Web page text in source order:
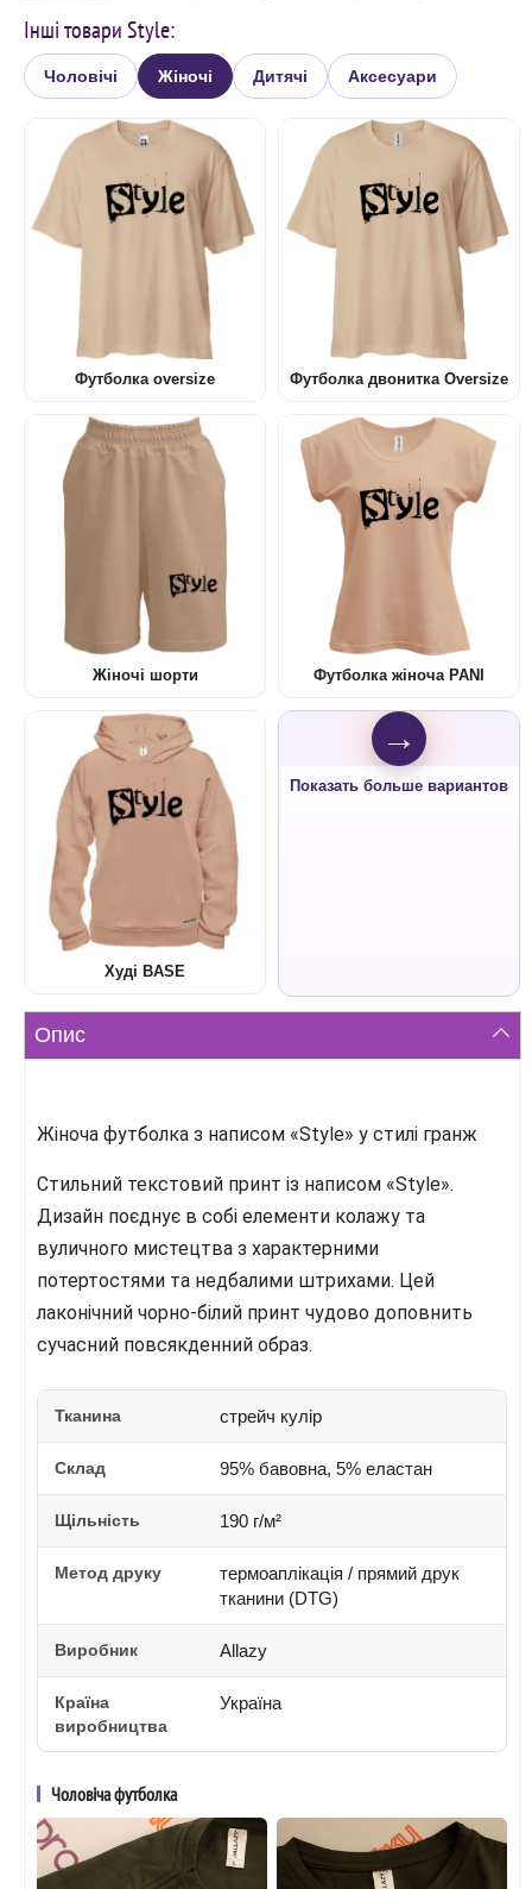
Інші товари Style:
Чоловічі Жіночі Дитячі Аксесуари
Футболка oversize Футболка двонитка Oversize
Жіночі шорти Футболка жіноча PANI
Худі BASE
→
Показать больше вариантов
Опис
Жіноча футболка з написом «Style» у стилі гранж
Стильний текстовий принт із написом «Style».
Дизайн поєднує в собі елементи колажу та
вуличного мистецтва з характерними
потертостями та недбалими штрихами. Цей
лаконічний чорно-білий принт чудово доповнить
сучасний повсякденний образ.
Тканина стрейч кулір
Склад 95% бавовна, 5% еластан
Щільність 190 г/м²
Метод друку
термоаплікація / прямий друк
тканини (DTG)
Виробник Allazy
Країна
виробництва
Україна
Чоловіча футболка